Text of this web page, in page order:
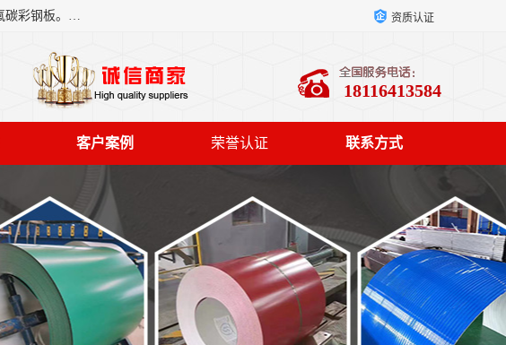
上海轩本实业有限公司主营产品：宝钢彩钢板、宝钢彩钢卷、宝钢彩涂板、宝钢彩涂卷、宝钢高耐候彩钢板，宝钢氟碳彩钢板。是一家集钢铁贸易，物流、加工为一体的产业全配套公司。 资质认证
18116413584
客户案例 荣誉认证 联系方式